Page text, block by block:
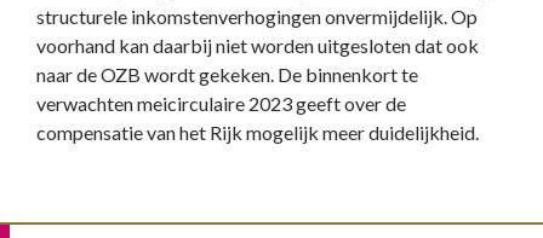
structurele inkomstenverhogingen onvermijdelijk. Op
voorhand kan daarbij niet worden uitgesloten dat ook
naar de OZB wordt gekeken. De binnenkort te
verwachten meicirculaire 2023 geeft over de
compensatie van het Rijk mogelijk meer duidelijkheid.